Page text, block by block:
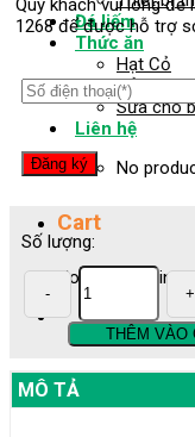
Đá liếm
Thức ăn
Hạt Cỏ
Cỏ khô
Sữa cho
Liên hệ
No
Cart
No products in
Quý khách vui lòng để
1268 để được hỗ trợ
Số lượng:
Tinh
THÊM VÀO
MÔ TẢ